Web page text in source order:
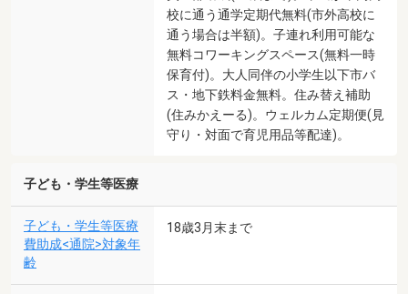
校に通う通学定期代無料(市外高校に
通う場合は半額)。子連れ利用可能な
無料コワーキングスペース(無料一時
保育付)。大人同伴の小学生以下市バ
ス・地下鉄料金無料。住み替え補助
(住みかえーる)。ウェルカム定期便(見
守り・対面で育児用品等配達)。
子ども・学生等医療
子ども・学生等医療
費助成<通院>対象年
齢
18歳3月末まで